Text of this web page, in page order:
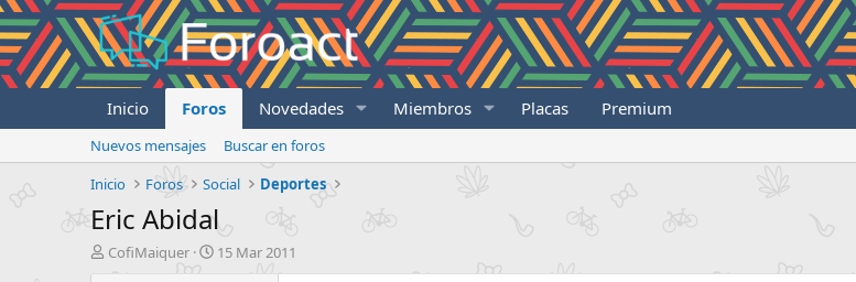
Inicio Foros Novedades Miembros Placas Premium
Nuevos mensajes
Buscar en foros
Inicio
Foros Social Deportes
Eric Abidal
I
n
CofiMaiquer
F15 Mar 2011